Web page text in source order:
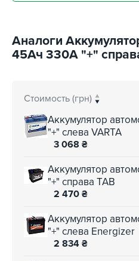
г. Киев, ул. Остафия
Дашкевича, 15
забрать 10 августа
Аналоги
45Ач 330А "+"
Стоимость (грн)
Аккумулятор
"+" слева VARTA
3 068 ₴
Аккумулятор
"+" справа TAB
2 470 ₴
Аккумулятор
"+" слева Energizer
2 834 ₴